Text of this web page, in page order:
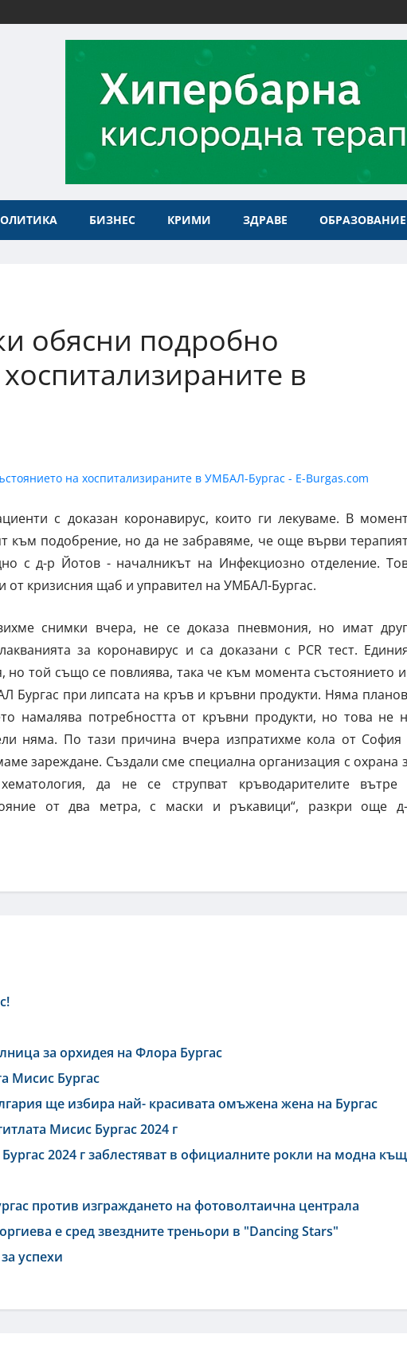
БИЗНЕС КРИМИ ЗДРАВЕ ОБРАЗОВАНИЕ
обясни подробно
в
с доказан коронавирус, които ги лекуваме. В
към подобрение, но да не забравяме, че още върви
с д-р Йотов - началникът на Инфекциозно отделение.
от кризисния щаб и управител на УМБАЛ-Бургас.
снимки вчера, не се доказа пневмония, но имат
за коронавирус и са доказани с PCR тест.
но той също се повлиява, така че към момента състоянието
Бургас при липсата на кръв и кръвни продукти. Няма
намалява потребността от кръвни продукти, но това не
няма. По тази причина вчера изпратихме кола от София
зареждане. Създали сме специална организация с охрана
да не се струпват кръводарителите вътре
от два метра, с маски и ръкавици“, разкри още
за орхидея на Флора Бургас
Мисис Бургас
ще избира най- красивата омъжена жена на Бургас
Мисис Бургас 2024 г
2024 г заблестяват в официалните рокли на модна
против изграждането на фотоволтаична централа
е сред звездните треньори в "Dancing Stars"
успехи